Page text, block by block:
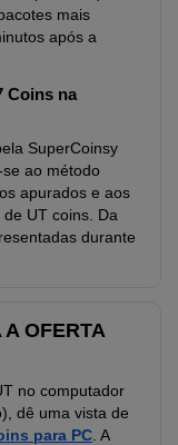
mais
após a
Coins na
SuperCoinsy
ao método
apurados e aos
UT coins. Da
durante
OFERTA
no computador
dê uma vista de
para PC . A